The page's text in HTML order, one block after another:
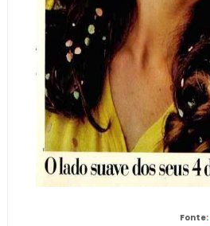
Fonte: